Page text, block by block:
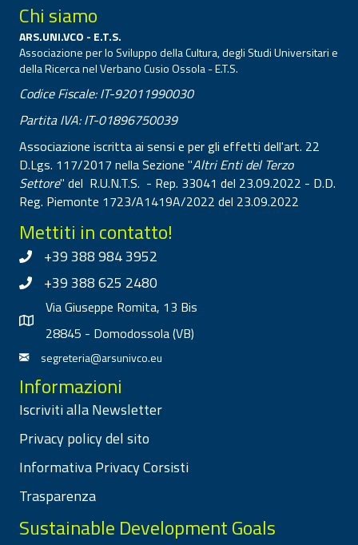
Chi siamo
ARS.UNI.VCO - E.T.S.
Associazione per lo Sviluppo della Cultura, degli Studi Universitari e
della Ricerca nel Verbano Cusio Ossola - E.T.S.
Codice Fiscale: IT-92011990030
Partita IVA: IT-01896750039
Associazione iscritta ai sensi e per gli effetti dell'art. 22
D.Lgs. 117/2017 nella Sezione "Altri Enti del Terzo
Settore" del R.U.N.T.S. - Rep. 33041 del 23.09.2022 - D.D.
Reg. Piemonte 1723/A1419A/2022 del 23.09.2022
Mettiti in contatto!
+39 388 984 3952
+39 388 625 2480
Via Giuseppe Romita, 13 Bis
28845 - Domodossola (VB)
segreteria@arsunivco.eu
Informazioni
Iscriviti alla Newsletter
Privacy policy del sito
Informativa Privacy Corsisti
Trasparenza
Sustainable Development Goals